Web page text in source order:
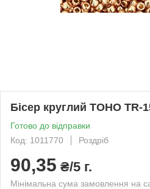
Бісер круглий TOHO TR-
Готово до відправки
Код: 1011770
Роздріб
90,35 ₴/5 г.
Мінімальна сума замовлення на